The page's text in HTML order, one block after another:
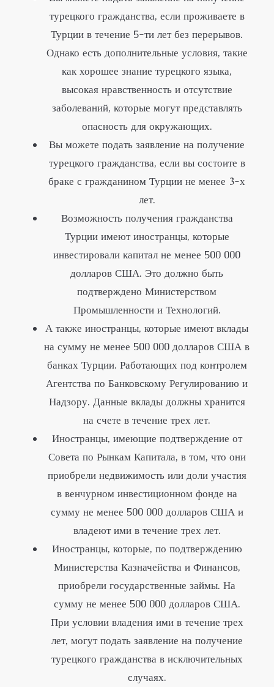
турецкого гражданства, если проживаете в
Турции в течение 5-ти лет без перерывов.
Однако есть дополнительные условия, такие
как хорошее знание турецкого языка,
высокая нравственность и отсутствие
заболеваний, которые могут представлять
опасность для окружающих.
Вы можете подать заявление на получение
турецкого гражданства, если вы состоите в
браке с гражданином Турции не менее 3-х
лет.
Возможность получения гражданства
Турции имеют иностранцы, которые
инвестировали капитал не менее 500 000
долларов США. Это должно быть
подтверждено Министерством
Промышленности и Технологий.
А также иностранцы, которые имеют вклады
на сумму не менее 500 000 долларов США в
банках Турции. Работающих под контролем
Агентства по Банковскому Регулированию и
Надзору. Данные вклады должны хранится
на счете в течение трех лет.
Иностранцы, имеющие подтверждение от
Совета по Рынкам Капитала, в том, что они
приобрели недвижимость или доли участия
в венчурном инвестиционном фонде на
сумму не менее 500 000 долларов США и
владеют ими в течение трех лет.
Иностранцы, которые, по подтверждению
Министерства Казначейства и Финансов,
приобрели государственные займы. На
сумму не менее 500 000 долларов США.
При условии владения ими в течение трех
лет, могут подать заявление на получение
турецкого гражданства в исключительных
случаях.